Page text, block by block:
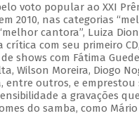
voto popular ao XXI
2010, nas categorias
cantora”, Luiza
crítica com seu primeiro CD,
shows com Fátima
Wilson Moreira, Diogo
entre outros, e
a gravações
do samba, como